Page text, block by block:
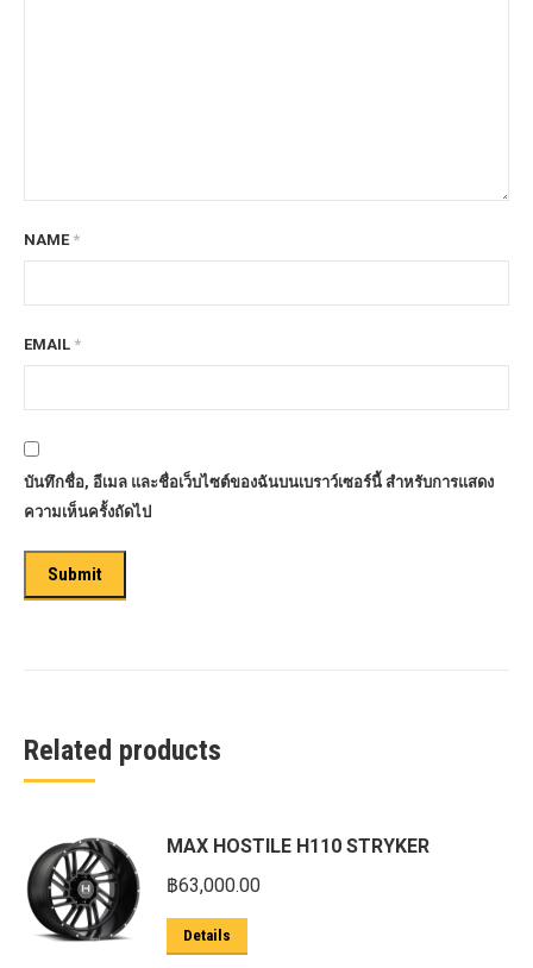
NAME *
EMAIL *
บันทึกชื่อ, อีเมล และชื่อเว็บไซต์ของฉันบนเบราว์เซอร์นี้ สำหรับการแสดง
ความเห็นครั้งถัดไป
Related products
MAX HOSTILE H110 STRYKER
฿63,000.00
Details